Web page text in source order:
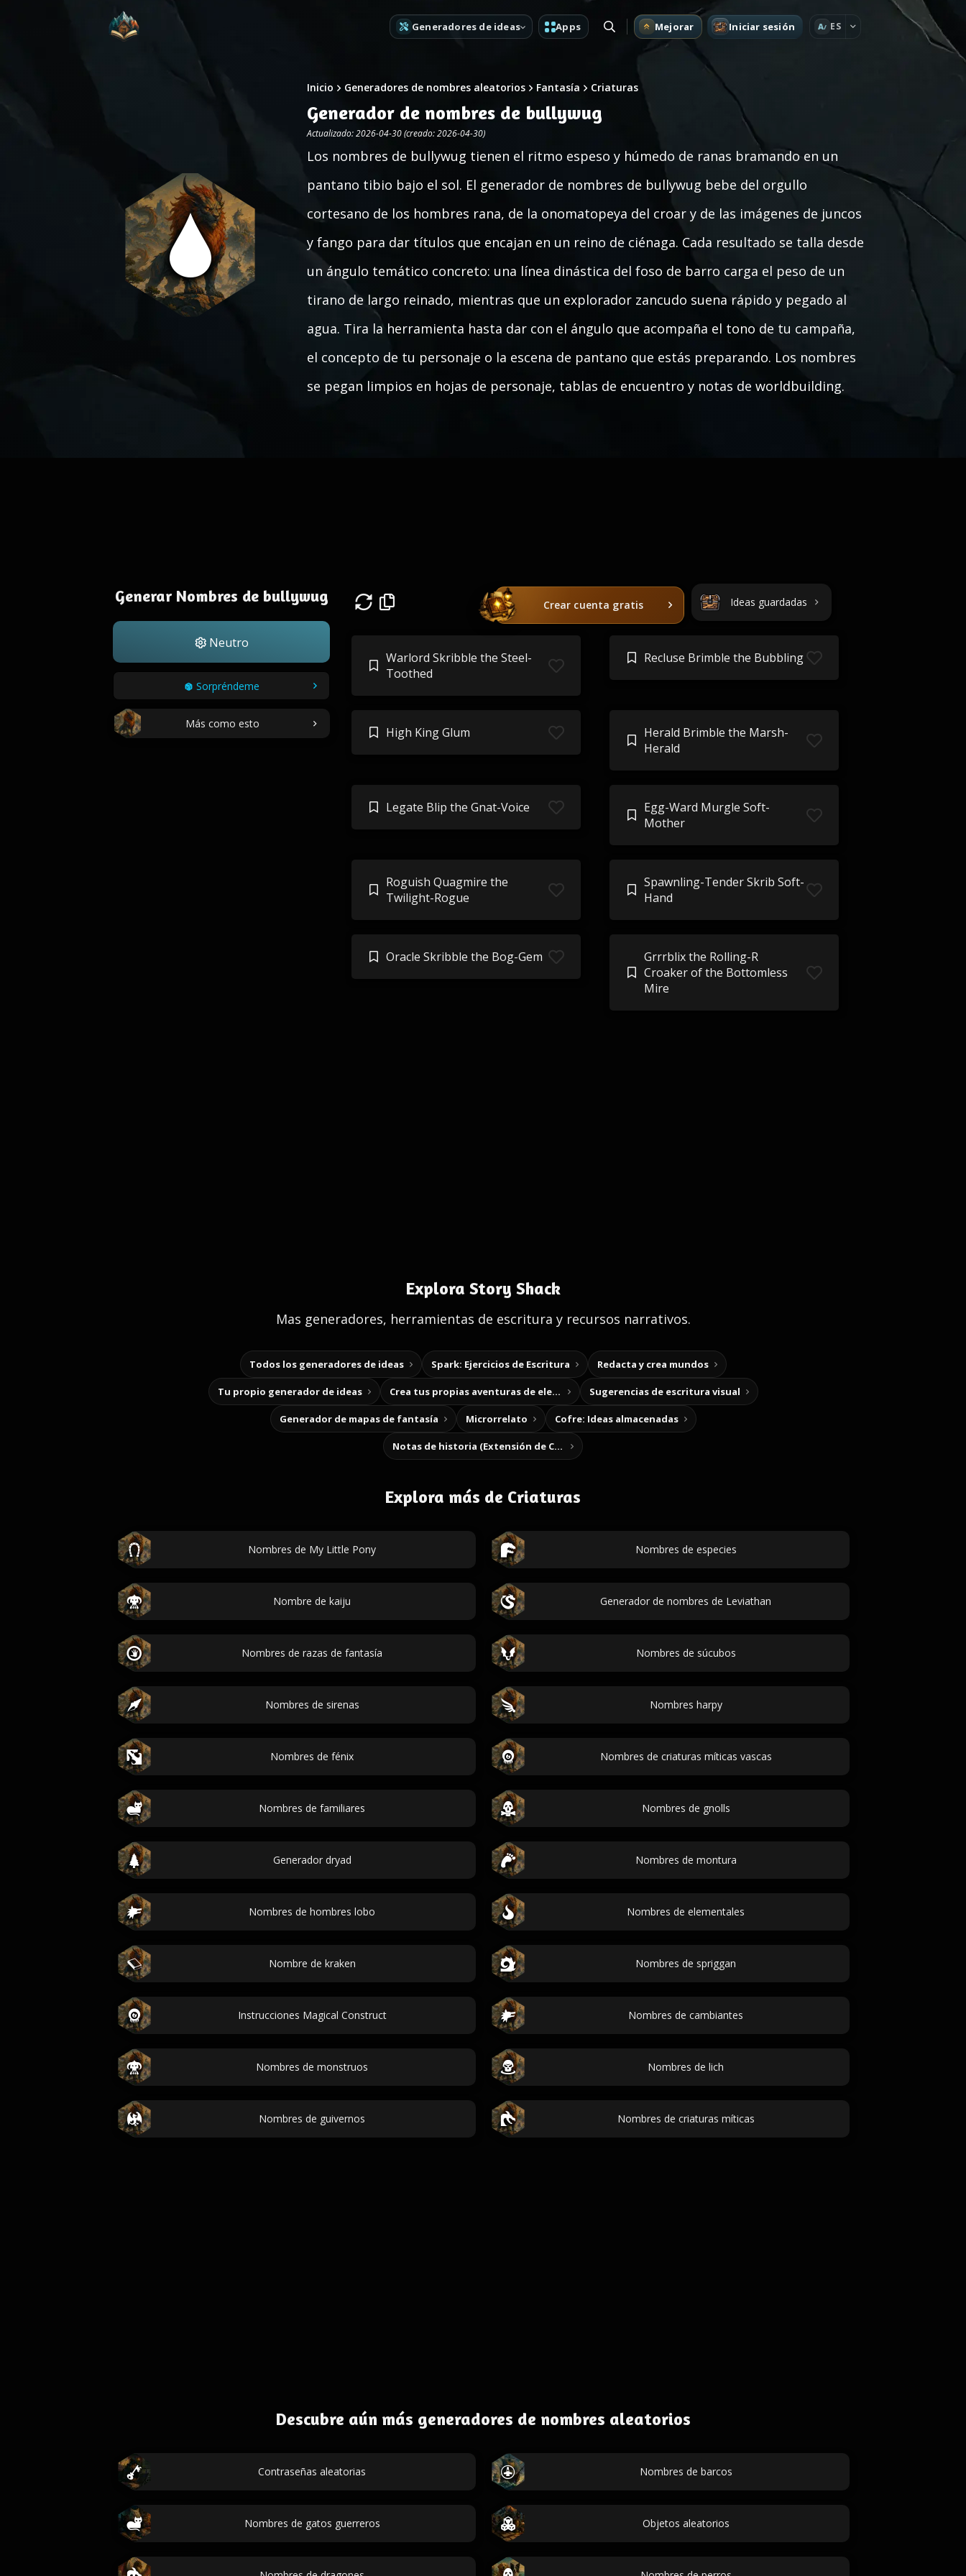
Generadores de ideas Apps Mejorar Iniciar sesión A ES
Inicio Generadores de nombres aleatorios Fantasía Criaturas
Generador de nombres de bullywug
Actualizado: 2026-04-30 (creado: 2026-04-30)
Los nombres de bullywug tienen el ritmo espeso y húmedo de ranas bramando en un
pantano tibio bajo el sol. El generador de nombres de bullywug bebe del orgullo
cortesano de los hombres rana, de la onomatopeya del croar y de las imágenes de juncos
y fango para dar títulos que encajan en un reino de ciénaga. Cada resultado se talla desde
un ángulo temático concreto: una línea dinástica del foso de barro carga el peso de un
tirano de largo reinado, mientras que un explorador zancudo suena rápido y pegado al
agua. Tira la herramienta hasta dar con el ángulo que acompaña el tono de tu campaña,
el concepto de tu personaje o la escena de pantano que estás preparando. Los nombres
se pegan limpios en hojas de personaje, tablas de encuentro y notas de worldbuilding.
Generar Nombres de bullywug
Neutro
Sorpréndeme
Más como esto
Crear cuenta gratis Ideas guardadas
Warlord Skribble the Steel-
Toothed
Recluse Brimble the Bubbling
High King Glum
Herald Brimble the Marsh-
Herald
Legate Blip the Gnat-Voice
Egg-Ward Murgle Soft-
Mother
Roguish Quagmire the
Twilight-Rogue
Spawnling-Tender Skrib Soft-
Hand
Oracle Skribble the Bog-Gem
Grrrblix the Rolling-R
Croaker of the Bottomless
Mire
Explora Story Shack
Mas generadores, herramientas de escritura y recursos narrativos.
Todos los generadores de ideas Spark: Ejercicios de Escritura Redacta y crea mundos
Tu propio generador de ideas Crea tus propias aventuras de elección Sugerencias de escritura visual
Generador de mapas de fantasía Microrrelato Cofre: Ideas almacenadas
Notas de historia (Extensión de Chrome)
Explora más de Criaturas
Nombres de My Little Pony Nombres de especies
Nombre de kaiju Generador de nombres de Leviathan
Nombres de razas de fantasía Nombres de súcubos
Nombres de sirenas Nombres harpy
Nombres de fénix Nombres de criaturas míticas vascas
Nombres de familiares Nombres de gnolls
Generador dryad Nombres de montura
Nombres de hombres lobo Nombres de elementales
Nombre de kraken Nombres de spriggan
Instrucciones Magical Construct Nombres de cambiantes
Nombres de monstruos Nombres de lich
Nombres de guivernos Nombres de criaturas míticas
Descubre aún más generadores de nombres aleatorios
Contraseñas aleatorias Nombres de barcos
Nombres de gatos guerreros Objetos aleatorios